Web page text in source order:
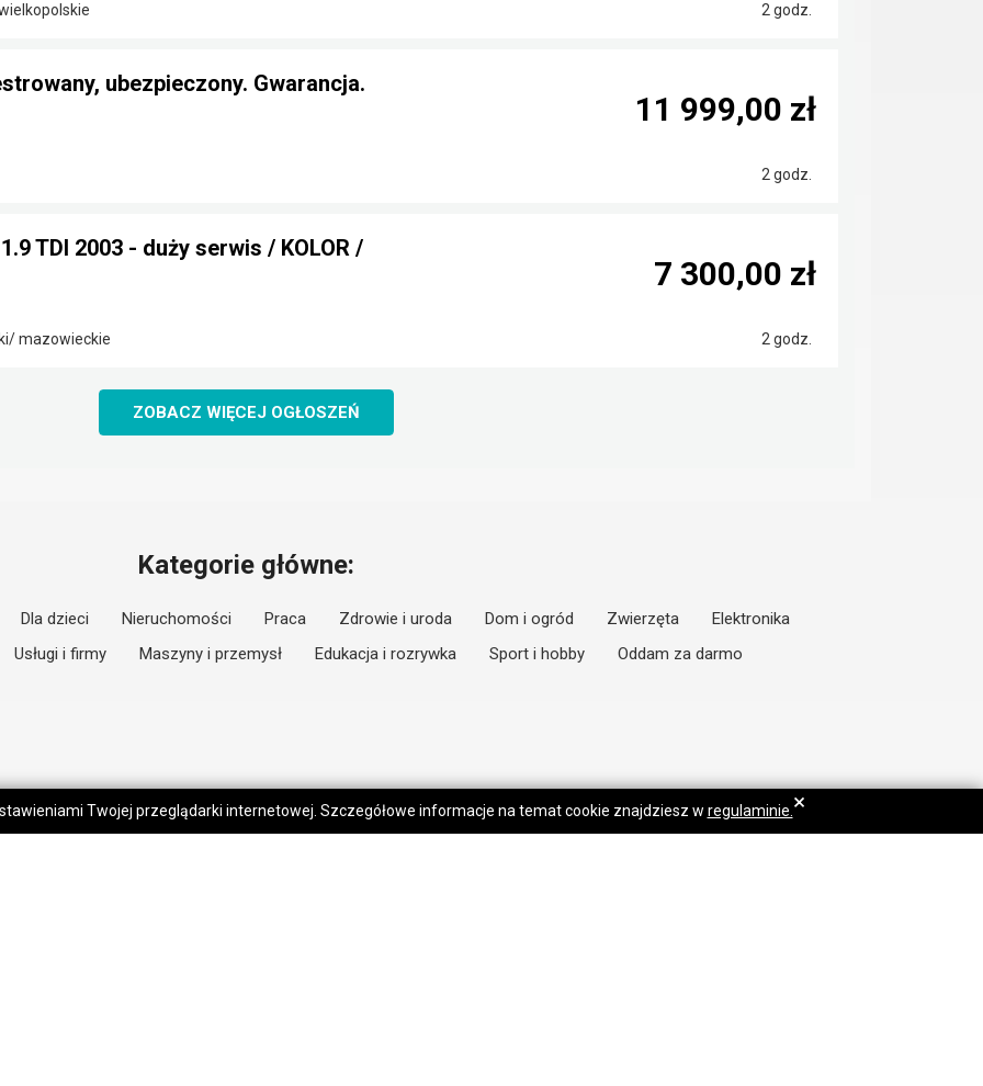
2 godz.
ubezpieczony. Gwarancja.
2 godz.
11 999,00 zł
TDI 2003 - duży serwis / KOLOR /
mazowieckie 2 godz.
7 300,00 zł
ZOBACZ WIĘCEJ OGŁOSZEŃ
Kategorie główne:
Dla dzieci Nieruchomości Praca Zdrowie i uroda Dom i ogród Zwierzęta
Elektronika
Usługi i firmy
Maszyny i przemysł Edukacja i rozrywka Sport i hobby Oddam za darmo
Twojej przeglądarki internetowej. Szczegółowe informacje na temat cookie znajdziesz w regulaminie. ×